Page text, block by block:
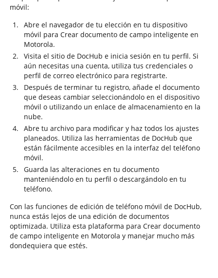
móvil:
Abre el navegador de tu elección en tu dispositivo
móvil para Crear documento de campo inteligente en
Motorola.
Visita el sitio de DocHub e inicia sesión en tu perfil. Si
aún necesitas una cuenta, utiliza tus credenciales o
perfil de correo electrónico para registrarte.
Después de terminar tu registro, añade el documento
que deseas cambiar seleccionándolo en el dispositivo
móvil o utilizando un enlace de almacenamiento en la
nube.
Abre tu archivo para modificar y haz todos los ajustes
planeados. Utiliza las herramientas de DocHub que
están fácilmente accesibles en la interfaz del teléfono
móvil.
Guarda las alteraciones en tu documento
manteniéndolo en tu perfil o descargándolo en tu
teléfono.
Con las funciones de edición de teléfono móvil de DocHub,
nunca estás lejos de una edición de documentos
optimizada. Utiliza esta plataforma para Crear documento
de campo inteligente en Motorola y manejar mucho más
dondequiera que estés.